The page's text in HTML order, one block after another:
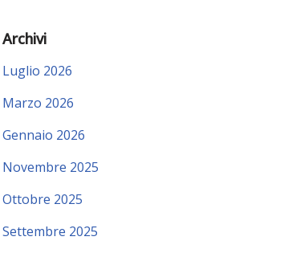
Archivi
Luglio 2026
Marzo 2026
Gennaio 2026
Novembre 2025
Ottobre 2025
Settembre 2025